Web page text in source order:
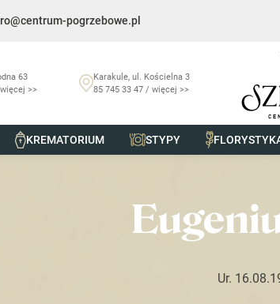
pogrzebowe.pl
63
>>
Karakule, ul. Kościelna 3
85 745 33 47 / więcej >>
KREMATORIUM STYPY
/Nekrologi Eugeniusz Zieliński
Ur.